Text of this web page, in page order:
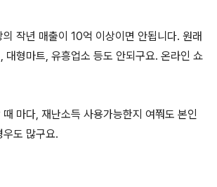
작년 매출이 10억 이상이면 안됩니다. 원래
대형마트, 유흥업소 등도 안되구요. 온라인 쇼
마다, 재난소득 사용가능한지 여쭤도 본인
도 많구요.